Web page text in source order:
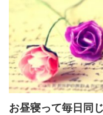
お昼寝って毎日同